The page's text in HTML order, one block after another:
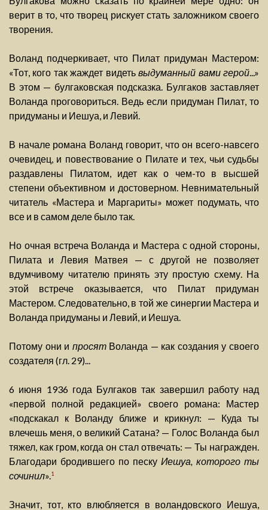
верит в то, что творец рискует стать заложником своего
творения.
Воланд подчеркивает, что Пилат придуман Мастером:
«Тот, кого так жаждет видетьвыдуманный вами герой...»
В этом — булгаковская подсказка. Булгаков заставляет
Воланда проговориться. Ведь если придуман Пилат, то
придуманы и Иешуа, и Левий.
В начале романа Воланд говорит, что он всего-навсего
очевидец, и повествование о Пилате и тех, чьи судьбы
раздавлены Пилатом, идет как о чем-то в высшей
степени объективном и достоверном. Невнимательный
читатель «Мастера и Маргариты» может подумать, что
все и в самом деле было так.
Но очная встреча Воланда и Мастера с одной стороны,
Пилата и Левия Матвея — с другой не позволяет
вдумчивому читателю принять эту простую схему. На
этой встрече оказывается, что Пилат придуман
Мастером. Следовательно, в той же синергии Мастера и
Воланда придуманы и Левий, и Иешуа.
Потому они и просятВоланда — как создания у своего
создателя (гл. 29)...
6 июня 1936 года Булгаков так завершил работу над
«первой полной редакцией» своего романа: Мастер
«подскакал к Воланду ближе и крикнул: — Куда ты
влечешь меня, о великий Сатана? — Голос Воланда был
тяжел, как гром, когда он стал отвечать: — Ты награжден.
Благодари бродившего по песку Иешуа, которого ты
сочинил».1
Значит, тот, кто влюбляется в воландовского Иешуа,